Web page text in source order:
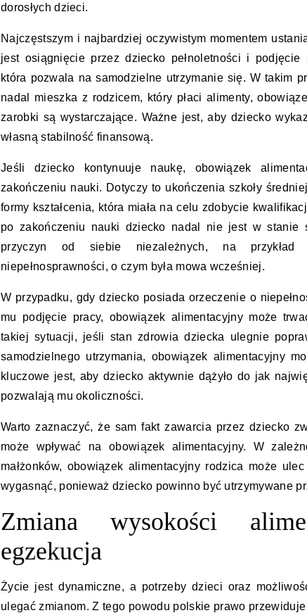
dorosłych dzieci.
Najczęstszym i najbardziej oczywistym momentem
jest osiągnięcie przez dziecko pełnoletności i
która pozwala na samodzielne utrzymanie się. W takim
nadal mieszka z rodzicem, który płaci alimenty,
zarobki są wystarczające. Ważne jest, aby dziecko
własną stabilność finansową.
Jeśli dziecko kontynuuje naukę, obowiązek
zakończeniu nauki. Dotyczy to ukończenia szkoły
formy kształcenia, która miała na celu zdobycie
po zakończeniu nauki dziecko nadal nie jest w stanie
przyczyn od siebie niezależnych, na
niepełnosprawności, o czym była mowa wcześniej.
W przypadku, gdy dziecko posiada orzeczenie o
mu podjęcie pracy, obowiązek alimentacyjny może
takiej sytuacji, jeśli stan zdrowia dziecka ulegnie
samodzielnego utrzymania, obowiązek alimentacyjny
kluczowe jest, aby dziecko aktywnie dążyło do jak
pozwalają mu okoliczności.
Warto zaznaczyć, że sam fakt zawarcia przez dziecko
może wpływać na obowiązek alimentacyjny. W
małżonków, obowiązek alimentacyjny rodzica może
wygasnąć, ponieważ dziecko powinno być utrzymywane
Zmiana wysokości
egzekucja
Życie jest dynamiczne, a potrzeby dzieci oraz
ulegać zmianom. Z tego powodu polskie prawo